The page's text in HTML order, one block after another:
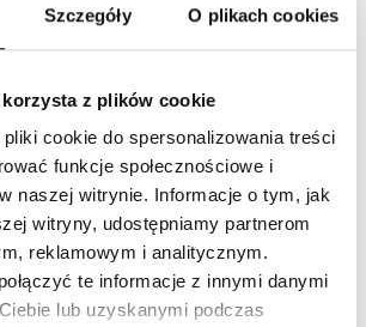
Szczegóły O plikach cookies
z plików cookie
cookie do spersonalizowania treści
funkcje społecznościowe i
naszej witrynie. Informacje o tym, jak
witryny, udostępniamy partnerom
reklamowym i analitycznym.
te informacje z innymi danymi
lub uzyskanymi podczas